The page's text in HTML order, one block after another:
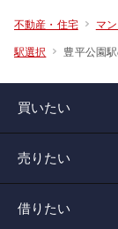
不動産・住宅 マ
駅選択 豊平公園
買いたい
売りたい
借りたい